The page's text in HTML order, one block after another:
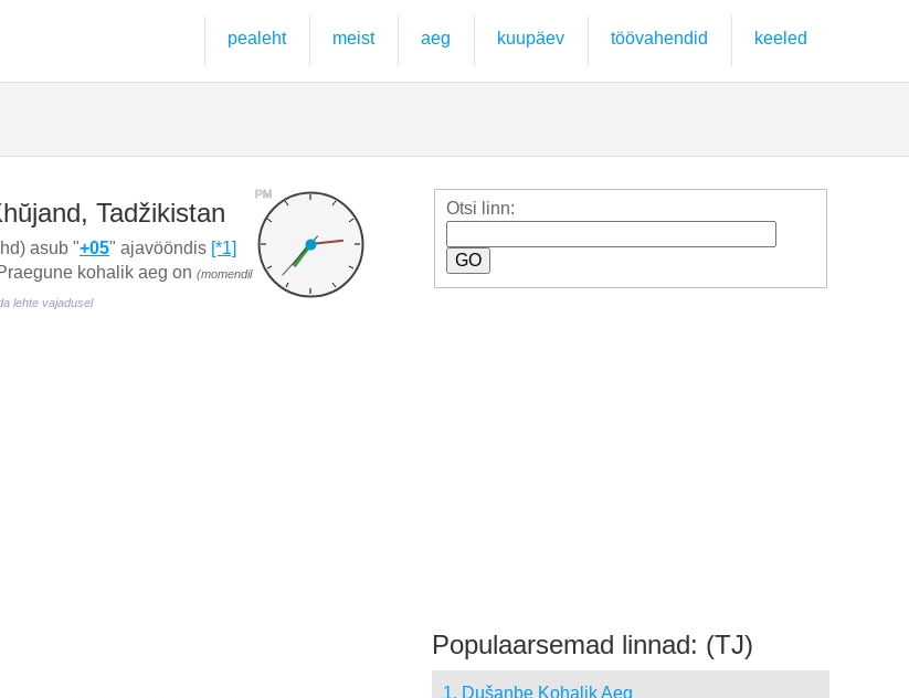
pealeht meist aeg kuupäev töövahendid keeled
PM
Tadžikistan
asub "+05" ajavööndis [*1]
kohalik aeg on (momendil
lehte vajadusel
Otsi linn:
Populaarsemad linnad: (TJ)
1. Dušanbe Kohalik Aeg